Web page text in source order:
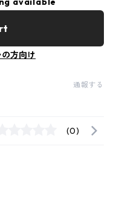
方向け
通報する
(0)